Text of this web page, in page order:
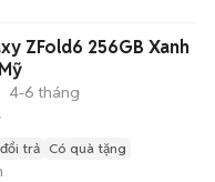
ZFold6 256GB Xanh
4-6 tháng
trả Có quà tặng